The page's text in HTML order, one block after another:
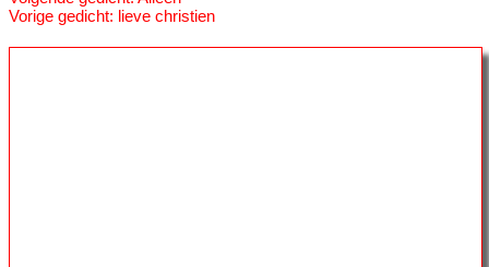
Vorige gedicht: lieve christien